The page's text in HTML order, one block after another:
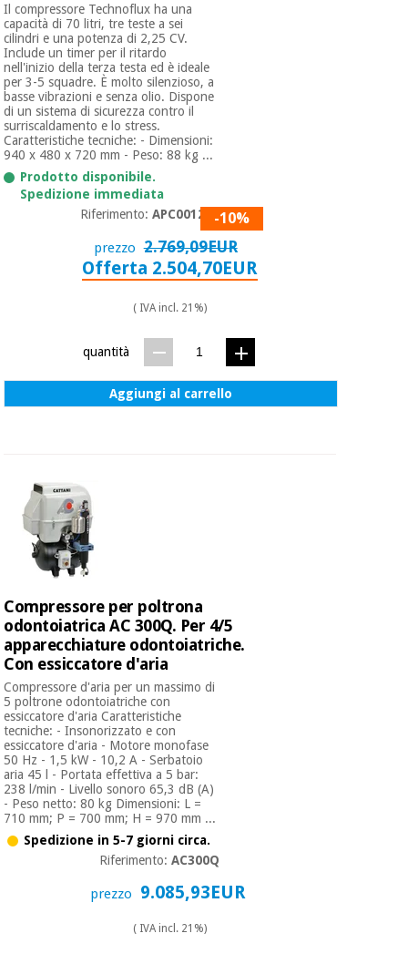
Il compressore Technoflux ha una
capacità di 70 litri, tre teste a sei
cilindri e una potenza di 2,25 CV.
Include un timer per il ritardo
nell'inizio della terza testa ed è ideale
per 3-5 squadre. È molto silenzioso, a
basse vibrazioni e senza olio. Dispone
di un sistema di sicurezza contro il
surriscaldamento e lo stress.
Caratteristiche tecniche: - Dimensioni:
940 x 480 x 720 mm - Peso: 88 kg ...
Prodotto disponibile.
Spedizione immediata
Riferimento:APC001200-10%
prezzo 2.769,09EUR
Offerta 2.504,70EUR
( IVA incl. 21%)
quantità
Aggiungi al carrello
Compressore per poltrona
odontoiatrica AC 300Q. Per 4/5
apparecchiature odontoiatriche.
Con essiccatore d'aria
Compressore d'aria per un massimo di
5 poltrone odontoiatriche con
essiccatore d'aria Caratteristiche
tecniche: - Insonorizzato e con
essiccatore d'aria - Motore monofase
50 Hz - 1,5 kW - 10,2 A - Serbatoio
aria 45 l - Portata effettiva a 5 bar:
238 l/min - Livello sonoro 65,3 dB (A)
- Peso netto: 80 kg Dimensioni: L =
710 mm; P = 700 mm; H = 970 mm ...
Spedizione in 5-7 giorni circa.
Riferimento:AC300Q
prezzo 9.085,93EUR
( IVA incl. 21%)